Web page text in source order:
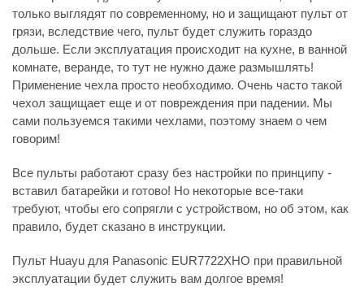
только выглядят по современному, но и защищают пульт от
грязи, вследствие чего, пульт будет служить гораздо
дольше. Если эксплуатация происходит на кухне, в ванной
комнате, веранде, то тут не нужно даже размышлять!
Применение чехла просто необходимо. Очень часто такой
чехол защищает еще и от повреждения при падении. Мы
сами пользуемся такими чехлами, поэтому знаем о чем
говорим!
Все пульты работают сразу без настройки по принципу -
вставил батарейки и готово! Но некоторые все-таки
требуют, чтобы его сопрягли с устройством, но об этом, как
правило, будет сказано в инструкции.
Пульт Huayu для Panasonic EUR7722XHO при правильной
эксплуатации будет служить вам долгое время!